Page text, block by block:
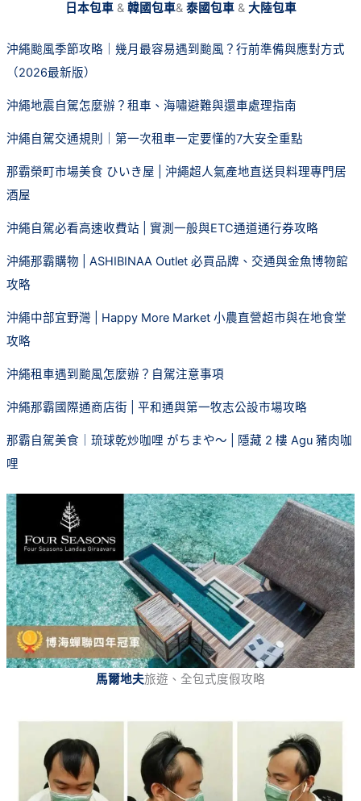
日本包車& 韓國包車& 泰國包車& 大陸包車
沖繩颱風季節攻略｜幾月最容易遇到颱風？行前準備與應對方式
（2026最新版）
沖繩地震自駕怎麼辦？租車、海嘯避難與還車處理指南
沖繩自駕交通規則｜第一次租車一定要懂的7大安全重點
那霸榮町市場美食 ひいき屋 | 沖繩超人氣產地直送貝料理專門居
酒屋
沖繩自駕必看高速收費站 | 實測一般與ETC通道通行券攻略
沖繩那霸購物 | ASHIBINAA Outlet 必買品牌、交通與金魚博物館
攻略
沖繩中部宜野灣 | Happy More Market 小農直營超市與在地食堂
攻略
沖繩租車遇到颱風怎麼辦？自駕注意事項
沖繩那霸國際通商店街 | 平和通與第一牧志公設市場攻略
那霸自駕美食｜琉球乾炒咖哩 がちまや～ | 隱藏 2 樓 Agu 豬肉咖
哩
馬爾地夫旅遊、全包式度假攻略